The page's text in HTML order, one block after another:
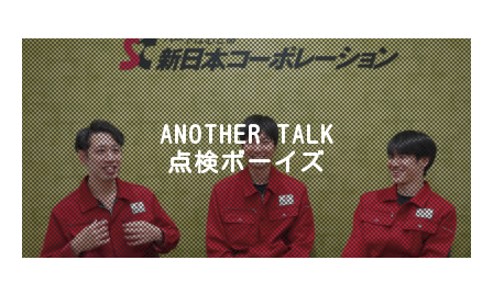
ANOTHER TALK
点検ボーイズ